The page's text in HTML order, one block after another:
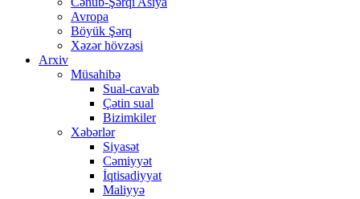
Avropa
Böyük Şərq
Xəzər hövzəsi
Arxiv
Müsahibə
Sual-cavab
Çətin sual
Bizimkiler
Xəbərlər
Siyasət
Cəmiyyət
İqtisadiyyat
Maliyyə